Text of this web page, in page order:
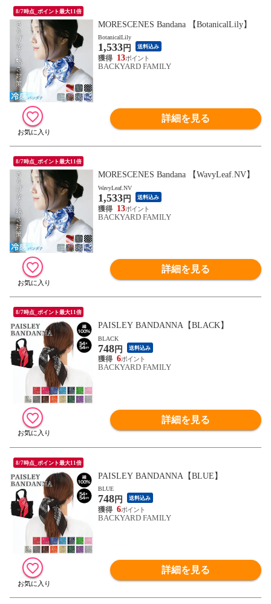
8/7時点_ポイント最大11倍
MORESCENES Bandana 【BotanicalLily】
BotanicalLily
1,533円 送料込み
13
BACKYARD FAMILY
詳細を見る
8/7時点_ポイント最大11倍
MORESCENES Bandana 【WavyLeaf.NV】
WavyLeaf.NV
1,533円 送料込み
13
BACKYARD FAMILY
詳細を見る
8/7時点_ポイント最大11倍
PAISLEY BANDANNA【BLACK】
BLACK
748円 送料込み
6
BACKYARD FAMILY
詳細を見る
8/7時点_ポイント最大11倍
PAISLEY BANDANNA【BLUE】
BLUE
748円 送料込み
6
BACKYARD FAMILY
詳細を見る